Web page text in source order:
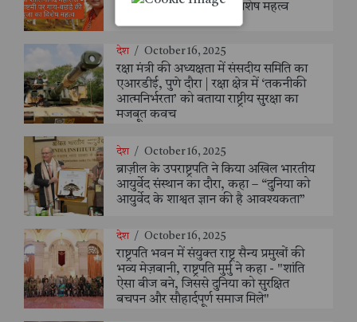
पर गाय-बछड़े की पूजा का विशेष महत्व
देश / October 16, 2025
रक्षा मंत्री की अध्यक्षता में संसदीय समिति का
एआरडीई, पुणे दौरा | रक्षा क्षेत्र में ‘तकनीकी
आत्मनिर्भरता’ को बताया राष्ट्रीय सुरक्षा का
मजबूत कवच
देश / October 16, 2025
ब्राज़ील के उपराष्ट्रपति ने किया अखिल भारतीय
आयुर्वेद संस्थान का दौरा, कहा – “दुनिया को
आयुर्वेद के शाश्वत ज्ञान की है आवश्यकता”
देश / October 16, 2025
राष्ट्रपति भवन में संयुक्त राष्ट्र सैन्य प्रमुखों की
भव्य मेज़बानी, राष्ट्रपति मुर्मु ने कहा - "शांति
ऐसा बीज बने, जिससे दुनिया को सुरक्षित
बचपन और सौहार्दपूर्ण समाज मिले"